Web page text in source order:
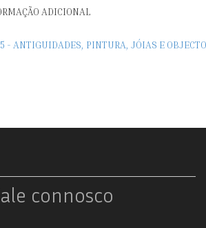
ADICIONAL
- ANTIGUIDADES, PINTURA, JÓIAS E
connosco